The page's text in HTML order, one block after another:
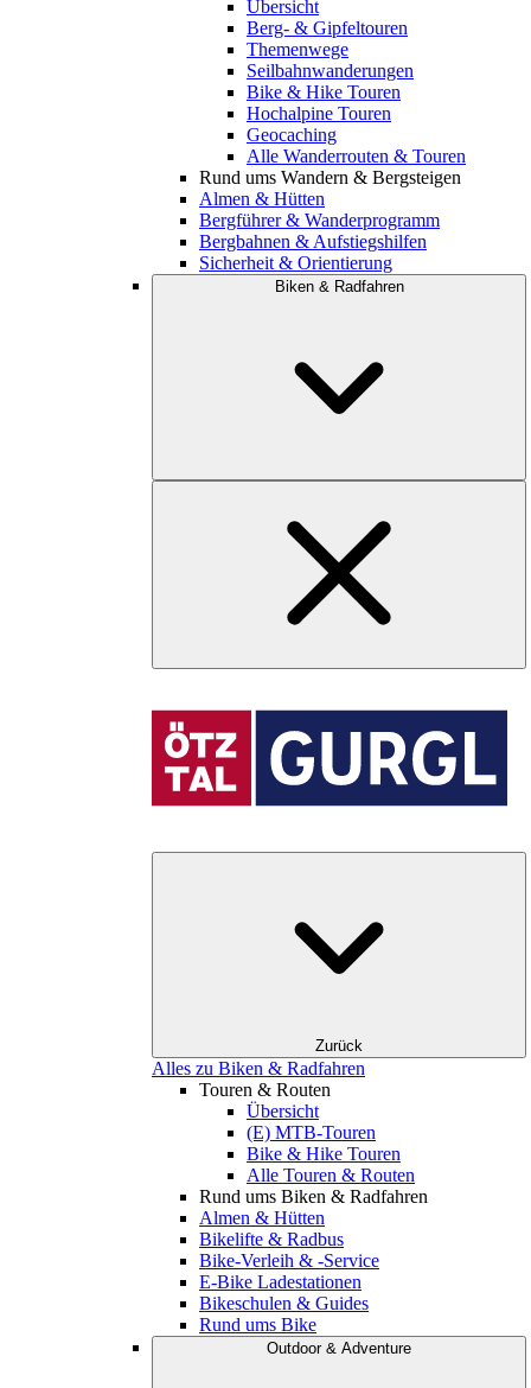
Übersicht
Berg- & Gipfeltouren
Themenwege
Seilbahnwanderungen
Bike & Hike Touren
Hochalpine Touren
Geocaching
Alle Wanderrouten & Touren
Rund ums Wandern & Bergsteigen
Almen & Hütten
Bergführer & Wanderprogramm
Bergbahnen & Aufstiegshilfen
Sicherheit & Orientierung
Biken & Radfahren
Zurück
Alles zu Biken & Radfahren
Touren & Routen
Übersicht
(E) MTB-Touren
Bike & Hike Touren
Alle Touren & Routen
Rund ums Biken & Radfahren
Almen & Hütten
Bikelifte & Radbus
Bike-Verleih & -Service
E-Bike Ladestationen
Bikeschulen & Guides
Rund ums Bike
Outdoor & Adventure